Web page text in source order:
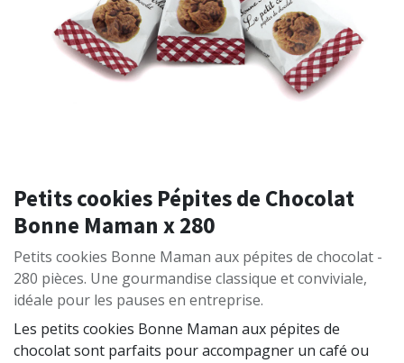
Petits cookies Pépites de Chocolat
Bonne Maman x 280
Petits cookies Bonne Maman aux pépites de chocolat -
280 pièces. Une gourmandise classique et conviviale,
idéale pour les pauses en entreprise.
Les petits cookies Bonne Maman aux pépites de
chocolat sont parfaits pour accompagner un café ou